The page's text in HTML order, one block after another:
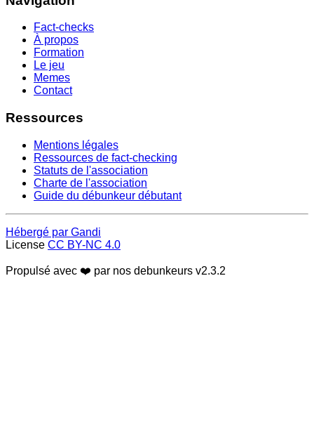
Fact-checks
À propos
Formation
Le jeu
Memes
Contact
Ressources
Mentions légales
Ressources de fact-checking
Statuts de l'association
Charte de l'association
Guide du débunkeur débutant
Hébergé par Gandi
License CC BY-NC 4.0
Propulsé avec ❤️ par nos debunkeurs v2.3.2